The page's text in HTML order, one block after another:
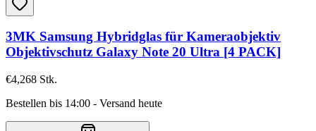
3MK Samsung Hybridglas für Kameraobjektiv
Objektivschutz Galaxy Note 20 Ultra [4 PACK]
€4,268 Stk.
Bestellen bis 14:00 - Versand heute